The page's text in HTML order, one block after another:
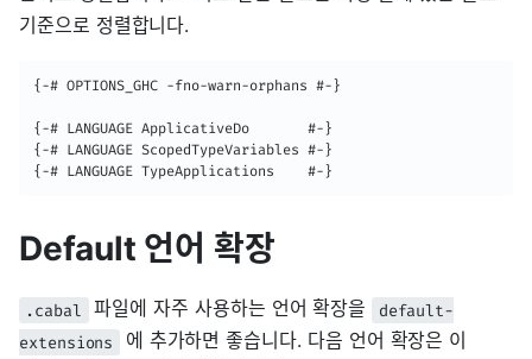
기준으로 정렬합니다.
{-# OPTIONS_GHC -fno-warn-orphans #-}
{-# LANGUAGE ApplicativeDo       #-}
{-# LANGUAGE ScopedTypeVariables #-}
{-# LANGUAGE TypeApplications    #-}
Default 언어 확장
.cabal 파일에 자주 사용하는 언어 확장을
default-
extensions
에 추가하면 좋습니다. 다음 언어 확장은 이